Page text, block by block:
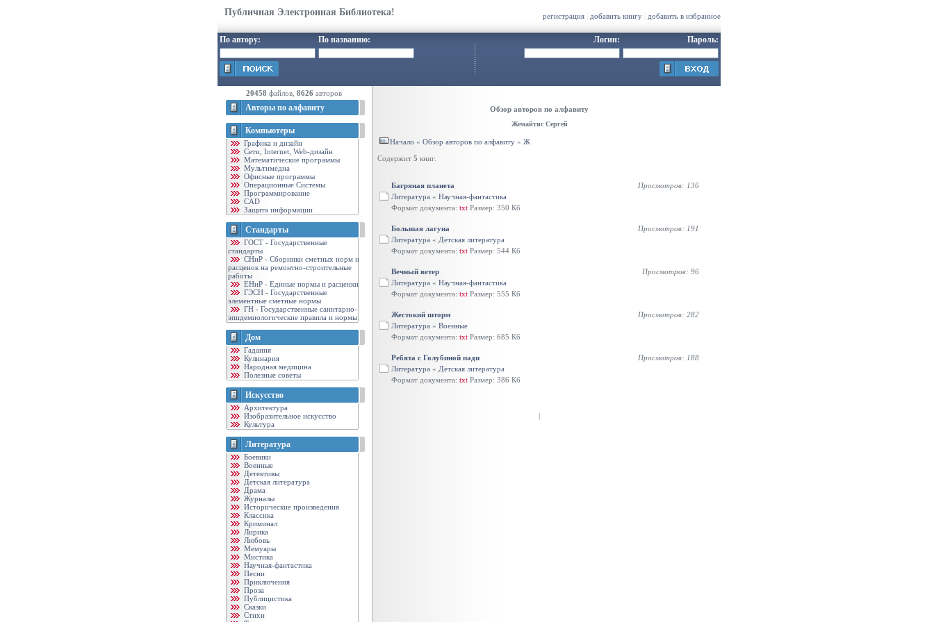
Публичная Электронная Библиотека! регистрация добавить книгу добавить в избранное
По автору: По названию: Логин: Пароль:
20458 файлов, 8626 авторов
Авторы по алфавиту
Компьютеры
Графика и дизайн
Cети, Internet, Web-дизайн
Математические программы
Мультимедиа
Офисные программы
Операционные Системы
Программирование
CAD
Защита информации
Стандарты
ГОСТ - Государственные
стандарты
CНиР - Сборники сметных норм и
расценок на ремонтно-строительные
работы
ЕНиР - Единые нормы и расценки
ГЭСН - Государственные
элементные сметные нормы
ГН - Государственные санитарно-
эпидемиологические правила и нормы
Дом
Гадания
Кулинария
Народная медицина
Полезные советы
Искусство
Архитектура
Изобразительное искусство
Культура
Литература
Боевики
Военные
Детективы
Детская литература
Драма
Журналы
Исторические произведения
Классика
Криминал
Лирика
Любовь
Мемуары
Мистика
Научная-фантастика
Песни
Приключения
Проза
Публицистика
Сказки
Стихи
Обзор авторов по алфавиту
Жемайтис Сергей
Начало « Обзор авторов по алфавиту « Ж
Содержит 5 книг.
Багряная планета
Просмотров: 136
Литература « Научная-фантастика
Формат документа: txt Размер: 350 Кб
Большая лагуна
Просмотров: 191
Литература « Детская литература
Формат документа: txt Размер: 544 Кб
Вечный ветер
Просмотров: 96
Литература « Научная-фантастика
Формат документа: txt Размер: 555 Кб
Жестокий шторм
Просмотров: 282
Литература « Военные
Формат документа: txt Размер: 685 Кб
Ребята с Голубиной пади
Просмотров: 188
Литература « Детская литература
Формат документа: txt Размер: 386 Кб
|